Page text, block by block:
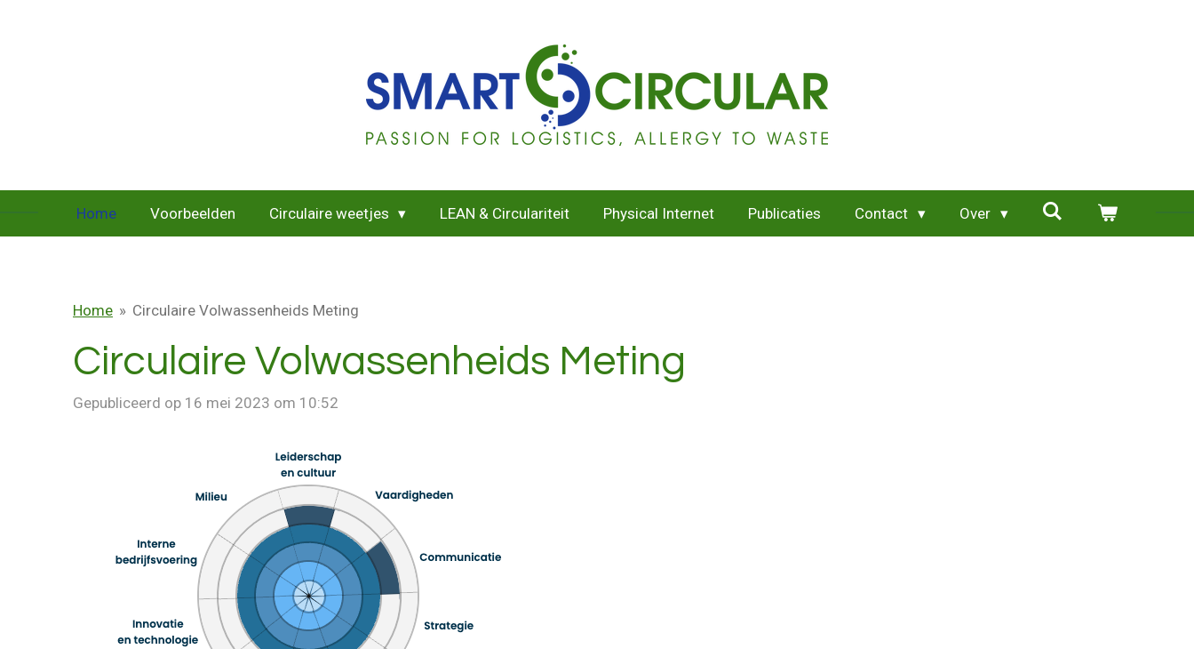
Home Voorbeelden Circulaire weetjes LEAN & Circulariteit Physical Internet Publicaties Contact Over
Home » Circulaire Volwassenheids Meting
Circulaire Volwassenheids Meting
Gepubliceerd op 16 mei 2023 om 10:52